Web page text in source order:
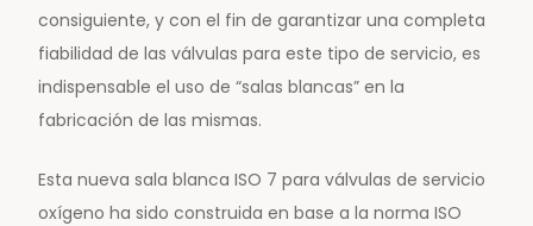
consiguiente, y con el fin de garantizar una completa
fiabilidad de las válvulas para este tipo de servicio, es
indispensable el uso de “salas blancas” en la
fabricación de las mismas.
Esta nueva sala blanca ISO 7 para válvulas de servicio
oxígeno ha sido construida en base a la norma ISO